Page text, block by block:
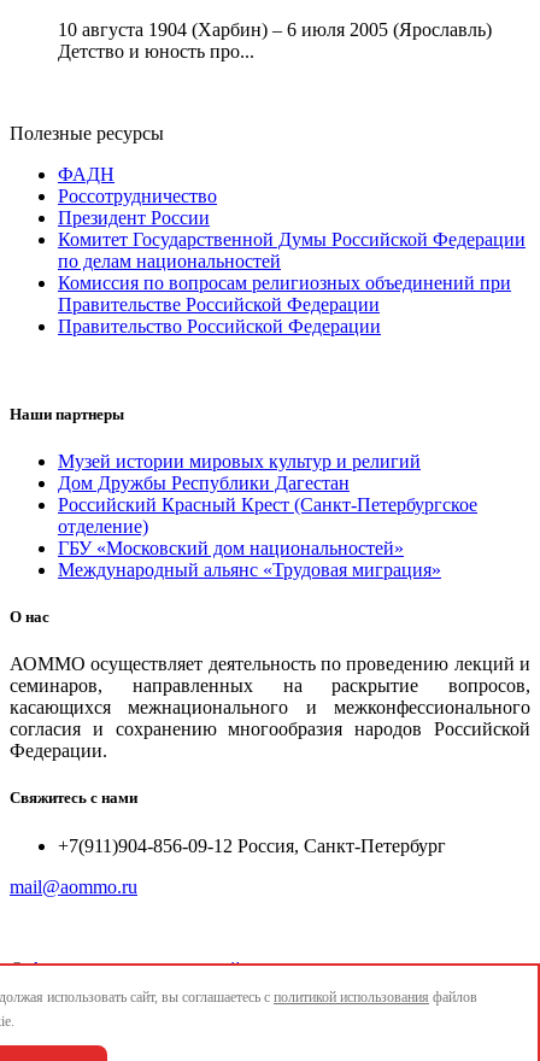
10 августа 1904 (Харбин) – 6 июля 2005 (Ярославль)
Детство и юность про...
Полезные ресурсы
ФАДН
Россотрудничество
Президент России
Комитет Государственной Думы Российской Федерации
по делам национальностей
Комиссия по вопросам религиозных объединений при
Правительстве Российской Федерации
Правительство Российской Федерации
Наши партнеры
Музей истории мировых культур и религий
Дом Дружбы Республики Дагестан
Российский Красный Крест (Санкт-Петербургское
отделение)
ГБУ «Московский дом национальностей»
Международный альянс «Трудовая миграция»
О нас
АОММО осуществляет деятельность по проведению лекций и
семинаров, направленных на раскрытие вопросов,
касающихся межнационального и межконфессионального
согласия и сохранению многообразия народов Российской
Федерации.
Свяжитесь с нами
+7(911)904-856-09-12 Россия, Санкт-Петербург
mail@aommo.ru
© Ассоциация организаций по реализации национальных
проектов и достижению национальных целей развития
mail@aommo.ru
использовать сайт, вы соглашаетесь с политикой использования файлов